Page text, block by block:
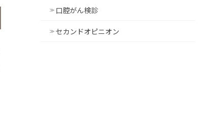
口腔がん検診
セカンドオピニオン